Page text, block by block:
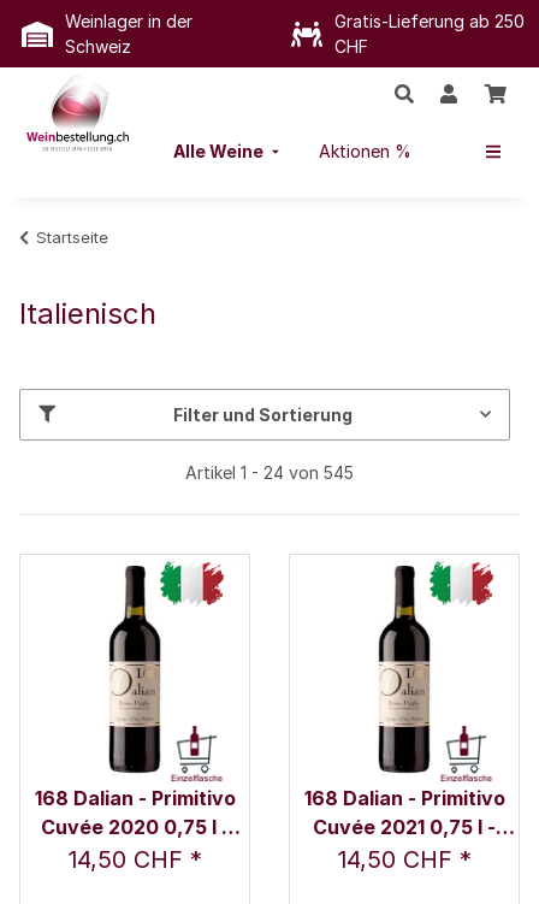
Weinlager in der
Schweiz
Gratis-Lieferung ab 250
CHF
Alle Weine Aktionen %
Startseite
Italienisch
Filter und Sortierung
Artikel 1 - 24 von 545
168 Dalian - Primitivo
Cuvée 2020 0,75 l -
Principe di San Martino
14,50 CHF *
168 Dalian - Primitivo
Cuvée 2021 0,75 l -
Principe di San Martino
14,50 CHF *